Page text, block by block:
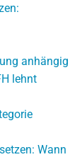
anhängig
lehnt
Wann